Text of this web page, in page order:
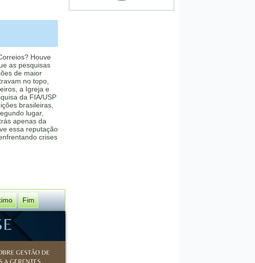
Houve
as pesquisas
de maior
no topo,
a Igreja e
da FIA/USP
brasileiras,
lugar,
apenas da
essa reputação
crises
Fim